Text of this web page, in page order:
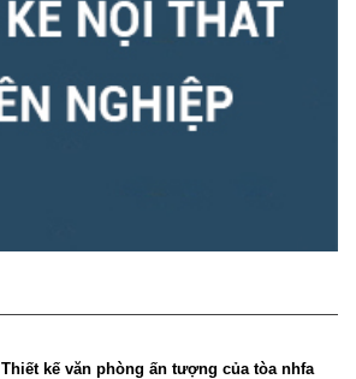
Thiết kế văn phòng ấn tượng của tòa nhfa